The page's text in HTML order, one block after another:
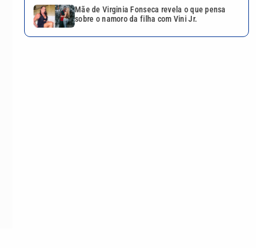
Mãe de Virginia Fonseca revela o que pensa
sobre o namoro da filha com Vini Jr.